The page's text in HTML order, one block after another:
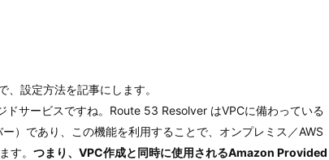
設定方法を記事にします。
サービスですね。Route 53 Resolver はVPCに備わっている
）であり、この機能を利用することで、オンプレミス／AWS
す。 つまり、VPC作成と同時に使用されるAmazon Provided